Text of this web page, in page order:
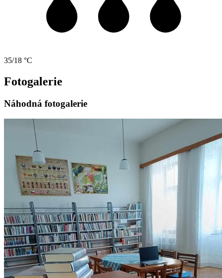
35/18 °C
Fotogalerie
Náhodná fotogalerie